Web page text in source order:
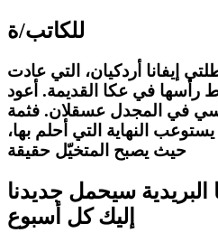
للكاتب/ة
إيفانا أردكيان، التي عادت
في عكا القديمة. أعود
في المجدل عسقلان. فثمة
النهاية التي أحلم بها،
حيث يصبح المتخيّل حقيقة
البريدية سيحمل جديدنا
إليك كل أسبوع